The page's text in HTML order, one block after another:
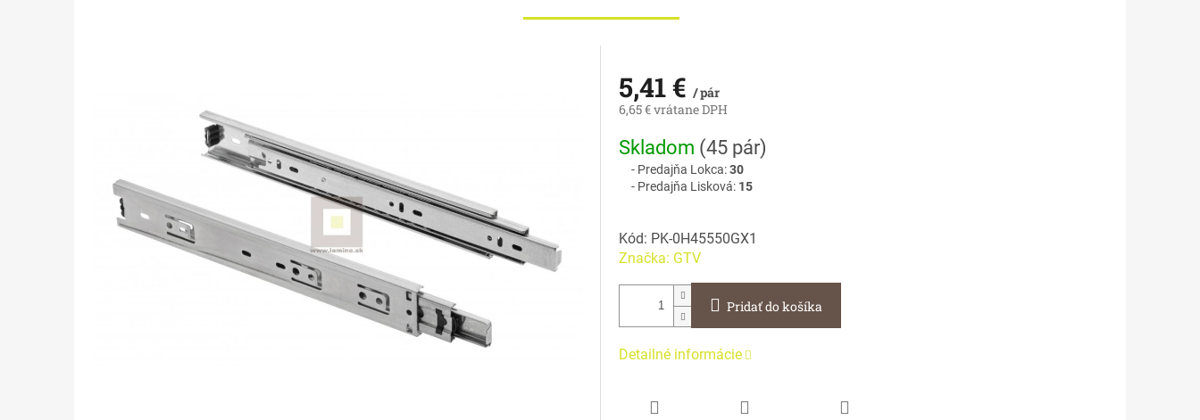
5,41 € / pár
6,65 € vrátane DPH
Jednotková
cena:
Skladom (45 pár)
Predajňa Lokca:30
Predajňa Lisková: 15
Kód: PK-0H45550GX1
Značka: GTV
Pridať do košíka
Detailné informácie